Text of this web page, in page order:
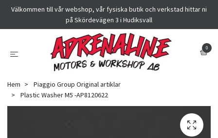
Välkommen till vår webshop, vår fysiska butik och verkstad hittar ni
på Skördevägen 3 i Hudiksvall
0
Hem
Piaggio Group Original artiklar
Plastic Washer M5 -AP8120622